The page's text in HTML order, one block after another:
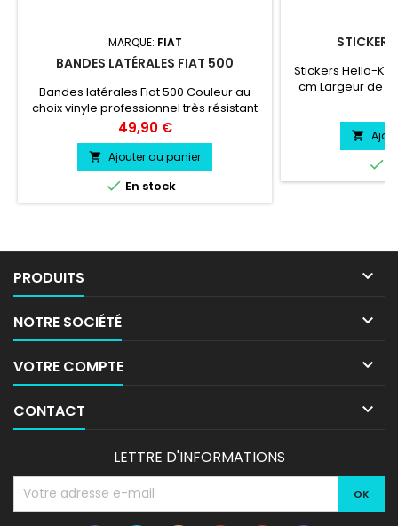
MARQUE: FIAT
BANDES LATÉRALES FIAT 500
Bandes latérales Fiat 500 Couleur au
choix vinyle professionnel très résistant
Prix
49,90 €
 Ajouter au panier
 En stock
Stickers Hello-
cm Largeur de
l'eau, essence,
vie entre 3 et 5
livré


PRODUITS 
NOTRE SOCIÉTÉ 
VOTRE COMPTE 
CONTACT 
LETTRE D'INFORMATIONS